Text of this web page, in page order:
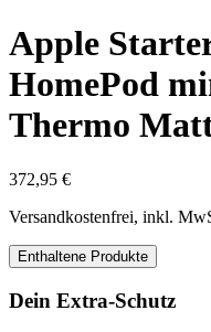
Apple
HomePod
Thermo
372,95 €
Versandkostenfrei, inkl.
Enthaltene Produkte
Dein Extra-Schutz